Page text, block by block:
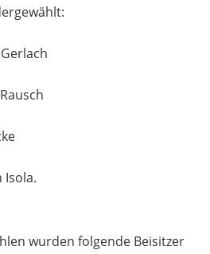
Isola.
wurden folgende Beisitzer